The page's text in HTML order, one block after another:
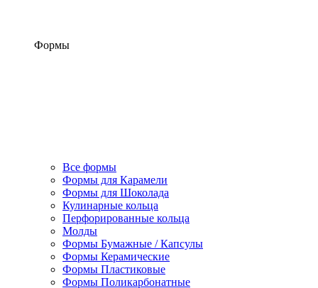
Формы
Все формы
Формы для Карамели
Формы для Шоколада
Кулинарные кольца
Перфорированные кольца
Молды
Формы Бумажные / Капсулы
Формы Керамические
Формы Пластиковые
Формы Поликарбонатные